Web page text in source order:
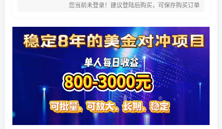
您当前未登录！建议登陆后购买，可保存购买订单